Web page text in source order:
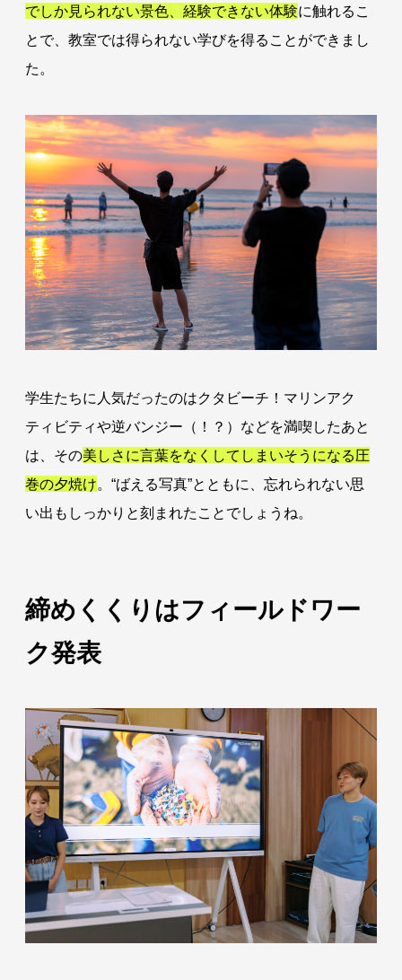
でしか見られない景色、経験できない体験に触れるこ
とで、教室では得られない学びを得ることができまし
た。
学生たちに人気だったのはクタビーチ！マリンアク
ティビティや逆バンジー（！？）などを満喫したあと
は、その美しさに言葉をなくしてしまいそうになる圧
巻の夕焼け。“ばえる写真”とともに、忘れられない思
い出もしっかりと刻まれたことでしょうね。
締めくくりはフィールドワー
ク発表